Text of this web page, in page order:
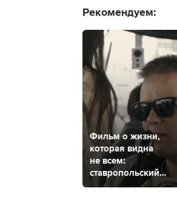
Рекомендуем:
Фильм о жизни,
которая видна
не всем:
ставропольский
режиссер рассказал